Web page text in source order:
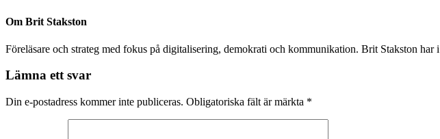
Om Brit Stakston
Föreläsare och strateg med fokus på digitalisering, demokrati och kommunikation. Brit Stakston
Lämna ett svar
Din e-postadress kommer inte publiceras. Obligatoriska fält är märkta *